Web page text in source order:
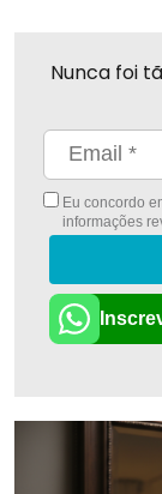
Nunca foi
Eu concordo
informações